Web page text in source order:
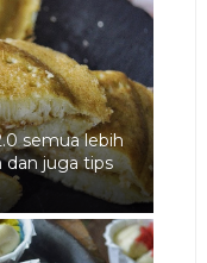
semua lebih
dan juga tips